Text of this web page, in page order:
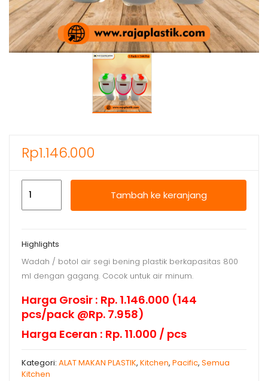
Rp1.146.000
Segi
Tambah ke keranjang
Highlights
Wadah / botol air segi bening plastik berkapasitas 800
ml dengan gagang. Cocok untuk air minum.
Harga Grosir : Rp. 1.146.000 (144
pcs/pack @Rp. 7.958)
Harga Eceran : Rp. 11.000 / pcs
Kategori: ALAT MAKAN PLASTIK, Kitchen, Pacific, Semua
Kitchen